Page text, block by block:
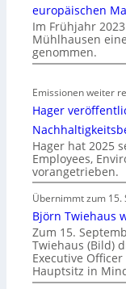
europäischen
Im Frühjahr
Mühlhausen
genommen.
Emissionen weiter
Hager
Hager hat 2025
Employees,
vorangetrieben.
Übernimmt zum 15.
Björn Twiehaus
Zum 15.
Twiehaus (Bild)
Executive
Hauptsitz in